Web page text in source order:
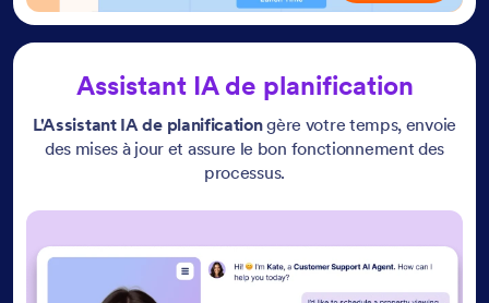
Assistant IA de planification
L'Assistant IA de planificationgère votre temps, envoie
des mises à jour et assure le bon fonctionnement des
processus.